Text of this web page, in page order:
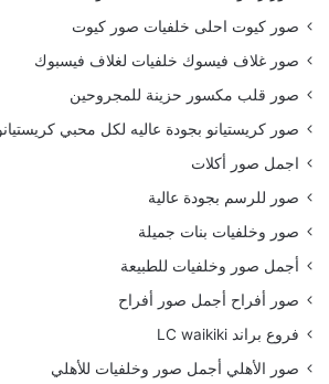
صور كيوت احلى خلفيات صور كيوت
صور غلاف فيسوك خلفيات لغلاف فيسبوك
صور قلب مكسور حزينة للمجروحين
صور كريستيانو بجودة عاليه لكل محبي
اجمل صور أكلات
صور للرسم بجودة عالية
صور وخلفيات بنات جميلة
أجمل صور وخلفيات للطبيعة
صور أفراح أجمل صور أفراح
فروع براند LC waikiki
صور الأهلي أجمل صور وخلفيات للأهلي